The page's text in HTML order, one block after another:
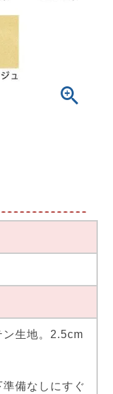
ン生地。2.5cm
備なしにすぐ